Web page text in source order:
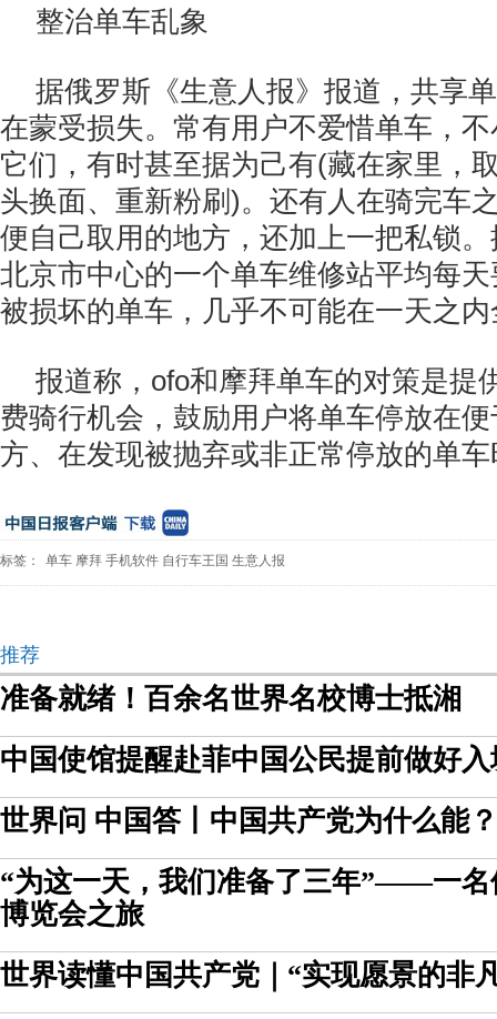
整治单车乱象
据俄罗斯《生意人报》报道，共享
在蒙受损失。常有用户不爱惜单车，
它们，有时甚至据为己有(藏在家里，
头换面、重新粉刷)。还有人在骑完车
便自己取用的地方，还加上一把私锁
北京市中心的一个单车维修站平均每
被损坏的单车，几乎不可能在一天之
报道称，ofo和摩拜单车的对策是提
费骑行机会，鼓励用户将单车停放在
方、在发现被抛弃或非正常停放的单
标签： 单车 摩拜 手机软件 自行车王国 生意人报
推荐
准备就绪！百余名世界名校博士抵湘
中国使馆提醒赴菲中国公民提前做好
世界问 中国答丨中国共产党为什么能？
“为这一天，我们准备了三年”——一名
博览会之旅
世界读懂中国共产党｜“实现愿景的非